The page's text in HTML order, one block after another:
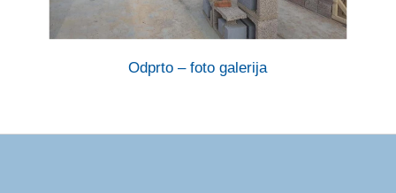
Odprto – foto galerija